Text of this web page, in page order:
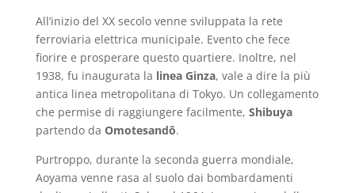
All’inizio del XX secolo venne sviluppata la rete
ferroviaria elettrica municipale. Evento che fece
fiorire e prosperare questo quartiere. Inoltre, nel
1938, fu inaugurata la linea Ginza, vale a dire la più
antica linea metropolitana di Tokyo. Un collegamento
che permise di raggiungere facilmente, Shibuya
partendo da Omotesandō.
Purtroppo, durante la seconda guerra mondiale,
Aoyama venne rasa al suolo dai bombardamenti